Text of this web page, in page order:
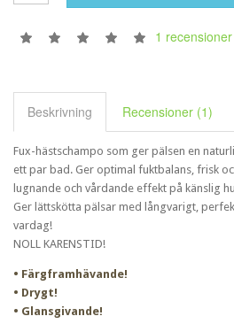
1 recensioner
Beskrivning Recensioner (1)
Fux- hästschampo som ger pälsen en
ett par bad. Ger optimal fuktbalans, frisk
lugnande och vårdande effekt på känslig
Ger lättskötta pälsar med långvarigt,
vardag!
NOLL KARENSTID!
• Färgframhävande!
• Drygt!
• Glansgivande!